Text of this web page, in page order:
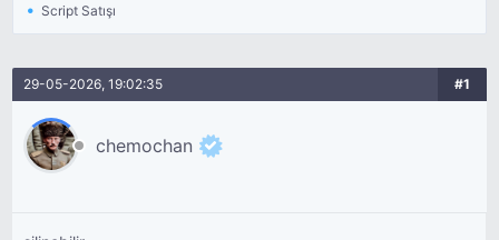
Script Satışı
29-05-2026, 19:02:35 #1
chemochan